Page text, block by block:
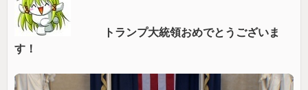
トランプ大統領おめでとうございま
す！